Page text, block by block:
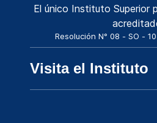
El único Instituto Superior
Resolución N° 08 - SO -
Visita el Instituto